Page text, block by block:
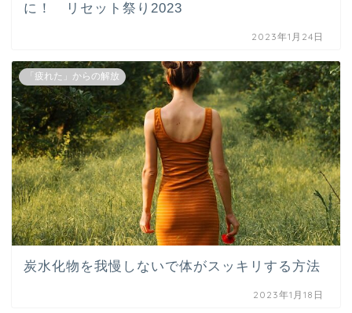
に！ リセット祭り2023
2023年1月24日
「疲れた」からの解放
炭水化物を我慢しないで体がスッキリする方法
2023年1月18日